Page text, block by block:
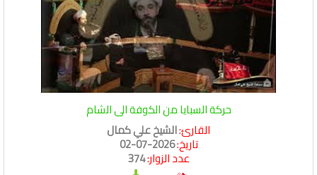
حركة السبايا من الكوفة الى الشام
القارئ:الشيخ علي كمال
تاريخ:2026-07-02
عدد الزوار:374